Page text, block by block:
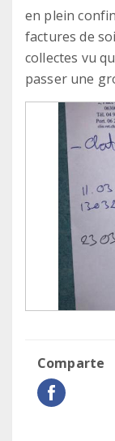
en plein
factures de
collectes vu
passer une
Comparte